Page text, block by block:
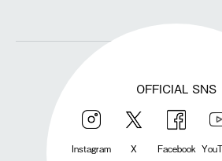
OFFICIAL SNS
Instagram X Facebook